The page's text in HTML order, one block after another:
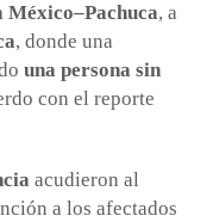
México–Pachuca, a
, donde una
una persona sin
con el reporte
acudieron al
a los afectados